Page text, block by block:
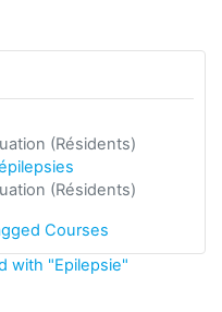
(Résidents)
(Résidents)
Courses
with "Epilepsie"